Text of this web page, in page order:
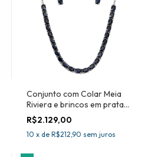
Conjunto com Colar Meia
Riviera e brincos em prata
925 com Safiras Azuis
Naturais
R$2.129,00
10 x de R$212,90 sem juros